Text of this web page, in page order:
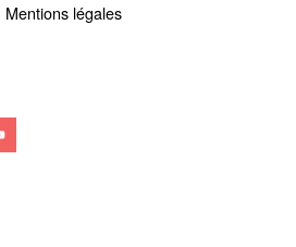
Mentions légales